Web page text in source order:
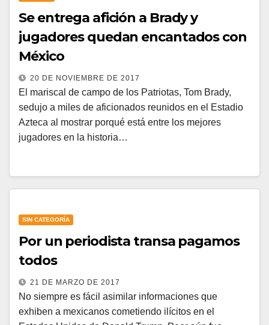
Se entrega afición a Brady y
jugadores quedan encantados con
México
20 DE NOVIEMBRE DE 2017
El mariscal de campo de los Patriotas, Tom Brady,
sedujo a miles de aficionados reunidos en el Estadio
Azteca al mostrar porqué está entre los mejores
jugadores en la historia…
SIN CATEGORÍA
Por un periodista transa pagamos
todos
21 DE MARZO DE 2017
No siempre es fácil asimilar informaciones que
exhiben a mexicanos cometiendo ilícitos en el